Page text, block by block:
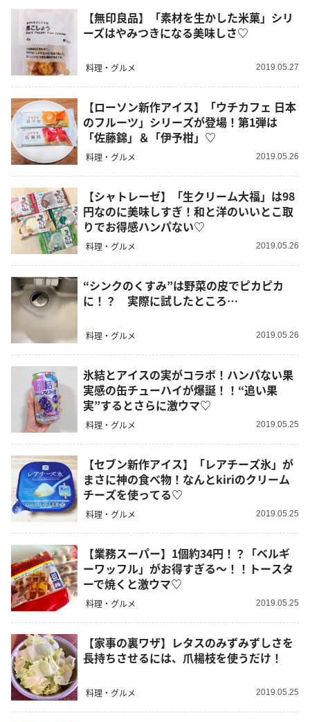
【無印良品】「素材を生かした米菓」シリ
ーズはやみつきになる美味しさ♡
料理・グルメ 2019.05.27
【ローソン新作アイス】「ウチカフェ 日本
のフルーツ」シリーズが登場！第1弾は
「佐藤錦」＆「伊予柑」♡
料理・グルメ 2019.05.26
【シャトレーゼ】「生クリーム大福」は98
円なのに美味しすぎ！和と洋のいいとこ取
りでお得感ハンパない♡
料理・グルメ 2019.05.26
“シンクのくすみ”は野菜の皮でピカピカ
に！？ 実際に試したところ…
料理・グルメ 2019.05.26
氷結とアイスの実がコラボ！ハンパない果
実感の缶チューハイが爆誕！！“追い果
実”するとさらに激ウマ♡
料理・グルメ 2019.05.25
【セブン新作アイス】「レアチーズ氷」が
まさに神の食べ物！なんとkiriのクリーム
チーズを使ってる♡
料理・グルメ 2019.05.25
【業務スーパー】1個約34円！？「ベルギ
ーワッフル」がお得すぎる～！！トースタ
ーで焼くと激ウマ♡
料理・グルメ 2019.05.25
【家事の裏ワザ】レタスのみずみずしさを
長持ちさせるには、爪楊枝を使うだけ！
料理・グルメ 2019.05.25